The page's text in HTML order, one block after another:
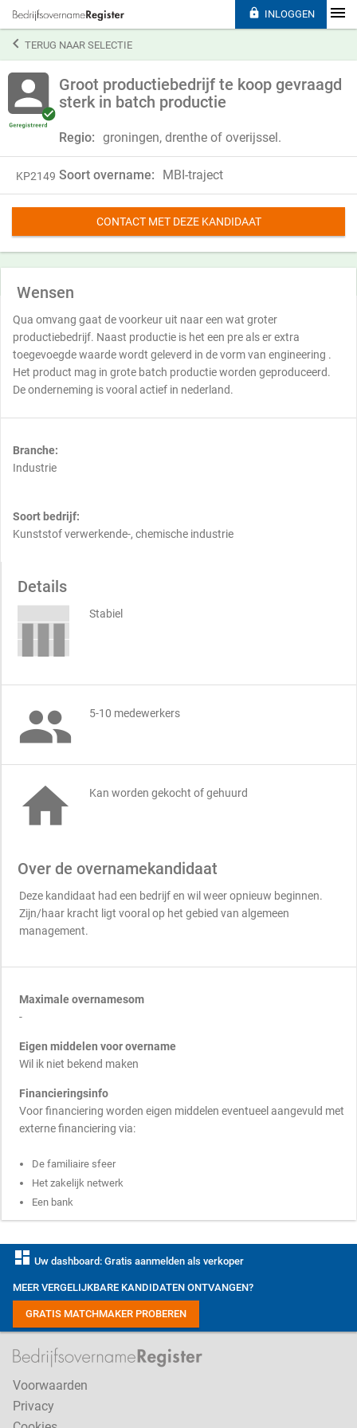
TERUG NAAR SELECTIE
Groot productiebedrijf te koop gevraagd
sterk in batch productie
Regio: groningen, drenthe of overijssel.
KP2149 Soort overname: MBI-traject
CONTACT MET DEZE KANDIDAAT
Wensen
Qua omvang gaat de voorkeur uit naar een wat groter
productiebedrijf. Naast productie is het een pre als er extra
toegevoegde waarde wordt geleverd in de vorm van engineering .
Het product mag in grote batch productie worden geproduceerd.
De onderneming is vooral actief in nederland.
Branche:
Industrie
Soort bedrijf:
Kunststof verwerkende-, chemische industrie
Details
Stabiel
 5-10 medewerkers
 Kan worden gekocht of gehuurd
Over de overnamekandidaat
Deze kandidaat had een bedrijf en wil weer opnieuw beginnen.
Zijn/haar kracht ligt vooral op het gebied van algemeen
management.
Maximale overnamesom
-
Eigen middelen voor overname
Wil ik niet bekend maken
Financieringsinfo
Voor financiering worden eigen middelen eventueel aangevuld met
externe financiering via:
De familiaire sfeer
Het zakelijk netwerk
Een bank
 INLOGGEN
dashboard Uw dashboard: Gratis aanmelden als verkoper
MEER VERGELIJKBARE KANDIDATEN ONTVANGEN?
GRATIS MATCHMAKER PROBEREN
Voorwaarden
Privacy